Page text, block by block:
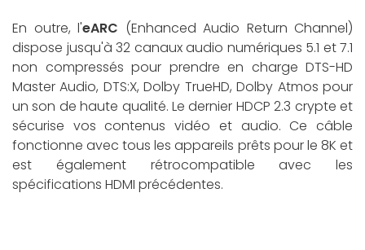
En outre, l'eARC (Enhanced Audio Return Channel)
dispose jusqu'à 32 canaux audio numériques 5.1 et 7.1
non compressés pour prendre en charge DTS-HD
Master Audio, DTS:X, Dolby TrueHD, Dolby Atmos pour
un son de haute qualité. Le dernier HDCP 2.3 crypte et
sécurise vos contenus vidéo et audio. Ce câble
fonctionne avec tous les appareils prêts pour le 8K et
est également rétrocompatible avec les
spécifications HDMI précédentes.